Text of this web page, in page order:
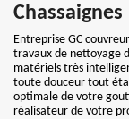
Chassaignes
Entreprise GC
travaux de nettoyage
matériels très
toute douceur tout
optimale de votre
réalisateur de votre